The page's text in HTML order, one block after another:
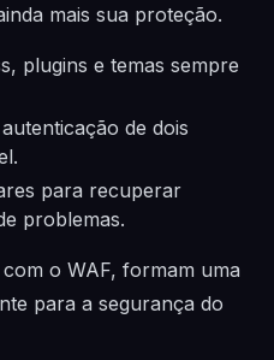
mais sua proteção.
plugins e temas sempre
de dois
para recuperar
problemas.
o WAF, formam uma
para a segurança do